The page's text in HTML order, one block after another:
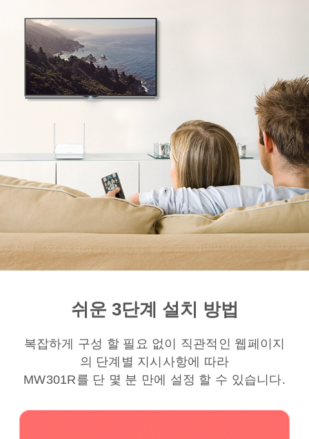
쉬운 3단계 설치 방법
복잡하게 구성 할 필요 없이 직관적인 웹페이지
의 단계별 지시사항에 따라
MW301R를 단 몇 분 만에 설정 할 수 있습니다.